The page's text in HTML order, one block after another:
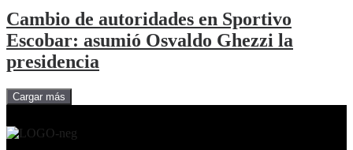
Cambio de autoridades en Sportivo
Escobar: asumió Osvaldo Ghezzi la
presidencia
Cargar más